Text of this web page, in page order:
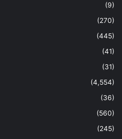
(9)
(270)
(445)
(41)
(31)
(4,554)
(36)
(560)
(245)